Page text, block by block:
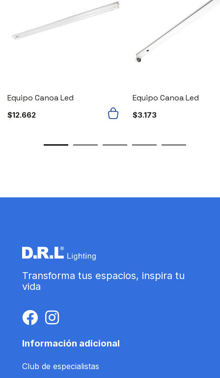
Equipo Canoa Led
$12.662
Equipo Canoa Led
$3.173
Transforma tus espacios, inspira tu
vida
Información adicional
Club de especialistas